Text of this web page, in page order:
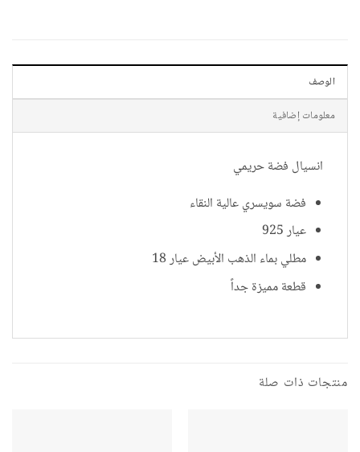
الوصف
معلومات إضافية
انسيال فضة حريمي
فضة سويسري عالية النقاء
عيار 925
مطلي بماء الذهب الأبيض عيار 18
قطعة مميزة جداً
منتجات ذات صلة